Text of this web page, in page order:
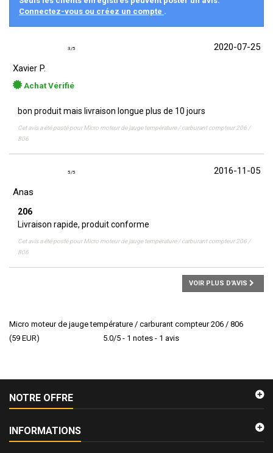
Connectez-vous ou créez un compte .
3/5
2020-07-25
Xavier P.
Achat Vérifié
bon produit mais livraison longue plus de 10 jours
Cet avis a été posté pourMicro moteur de jauge température / carburant compteur 206 /
806
5/5
2016-11-05
Anas
206
Livraison rapide, produit conforme
Cet avis a été posté pourMicro moteur de jauge température / carburant compteur 206 /
806
VOIR PLUS D'AVIS
Micro moteur de jauge température / carburant compteur 206 / 806
(59 EUR) 5.0/5 - 1 notes - 1 avis
NOTRE OFFRE
INFORMATIONS